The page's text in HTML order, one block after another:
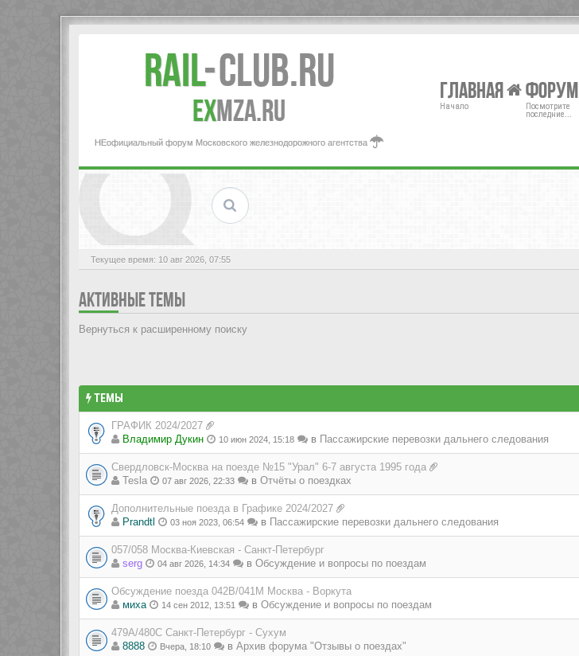
Rail-Club.RU
exMZA.RU
НЕофициальный форум Московского железнодорожного агентства
Главная
Начало
Форум
Посмотрите
последние...
Текущее время: 10 авг 2026, 07:55
АКТИВНЫЕ ТЕМЫ
Вернуться к расширенному поиску
ТЕМЫ
ГРАФИК 2024/2027
Владимир Дукин 10 июн 2024, 15:18 в Пассажирские перевозки дальнего следования
Свердловск-Москва на поезде №15 "Урал" 6-7 августа 1995 года
Tesla 07 авг 2026, 22:33 в Отчёты о поездках
Дополнительные поезда в Графике 2024/2027
Prandtl 03 ноя 2023, 06:54 в Пассажирские перевозки дальнего следования
057/058 Москва-Киевская - Санкт-Петербург
serg
04 авг 2026, 14:34 в Обсуждение и вопросы по поездам
Обсуждение поезда 042В/041М Москва - Воркута
миха 14 сен 2012, 13:51 в Обсуждение и вопросы по поездам
479А/480С Санкт-Петербург - Сухум
8888
Вчера, 18:10 в Архив форума "Отзывы о поездах"